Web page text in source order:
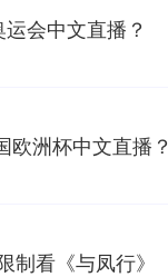
会中文直播？
欧洲杯中文直播？
制看《与凤行》